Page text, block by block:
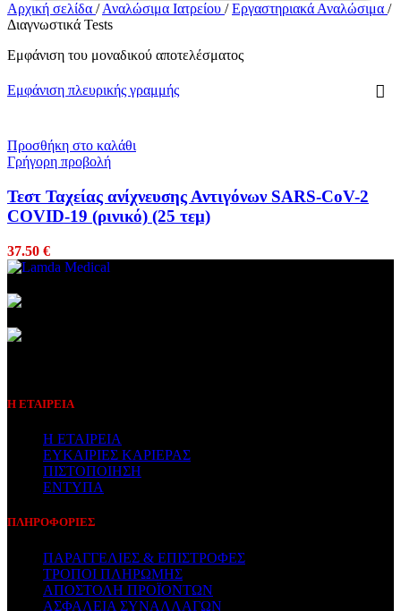
Αρχική σελίδα /Αναλώσιμα Ιατρείου / Εργαστηριακά Αναλώσιμα /
Διαγνωστικά Tests
Εμφάνιση του μοναδικού αποτελέσματος
Εμφάνιση πλευρικής γραμμής
Προσθήκη στο καλάθι
Γρήγορη προβολή
Τεστ Ταχείας ανίχνευσης Αντιγόνων SARS-CoV-2
COVID-19 (ρινικό) (25 τεμ)
37.50 €
Η ΕΤΑΙΡΕΙΑ
Η ΕΤΑΙΡΕΙΑ
ΕΥΚΑΙΡΙΕΣ ΚΑΡΙΕΡΑΣ
ΠΙΣΤΟΠΟΙΗΣΗ
ΕΝΤΥΠΑ
ΠΛΗΡΟΦΟΡΙΕΣ
ΠΑΡΑΓΓΕΛΙΕΣ & ΕΠΙΣΤΡΟΦΕΣ
ΤΡΟΠΟΙ ΠΛΗΡΩΜΗΣ
ΑΠΟΣΤΟΛΗ ΠΡΟΪΟΝΤΩΝ
ΑΣΦΑΛΕΙΑ ΣΥΝΑΛΛΑΓΩΝ